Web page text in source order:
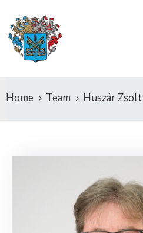
Home Team Huszár Zsolt